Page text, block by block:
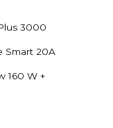
3000
Smart 20A
160 W +